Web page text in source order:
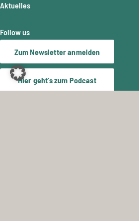
Aktuelles
Follow us
Zum Newsletter anmelden
Hier geht’s zum Podcast